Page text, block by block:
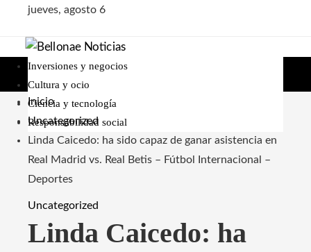
jueves, agosto 6
Inversiones y negocios
Cultura y ocio
Ciencia y tecnología
Responsabilidad social
Inicio
Uncategorized
Linda Caicedo: ha sido capaz de ganar asistencia en
Real Madrid vs. Real Betis – Fútbol Internacional –
Deportes
Uncategorized
Linda Caicedo: ha